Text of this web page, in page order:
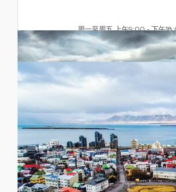
周一至周五 上午9:00 - 下午